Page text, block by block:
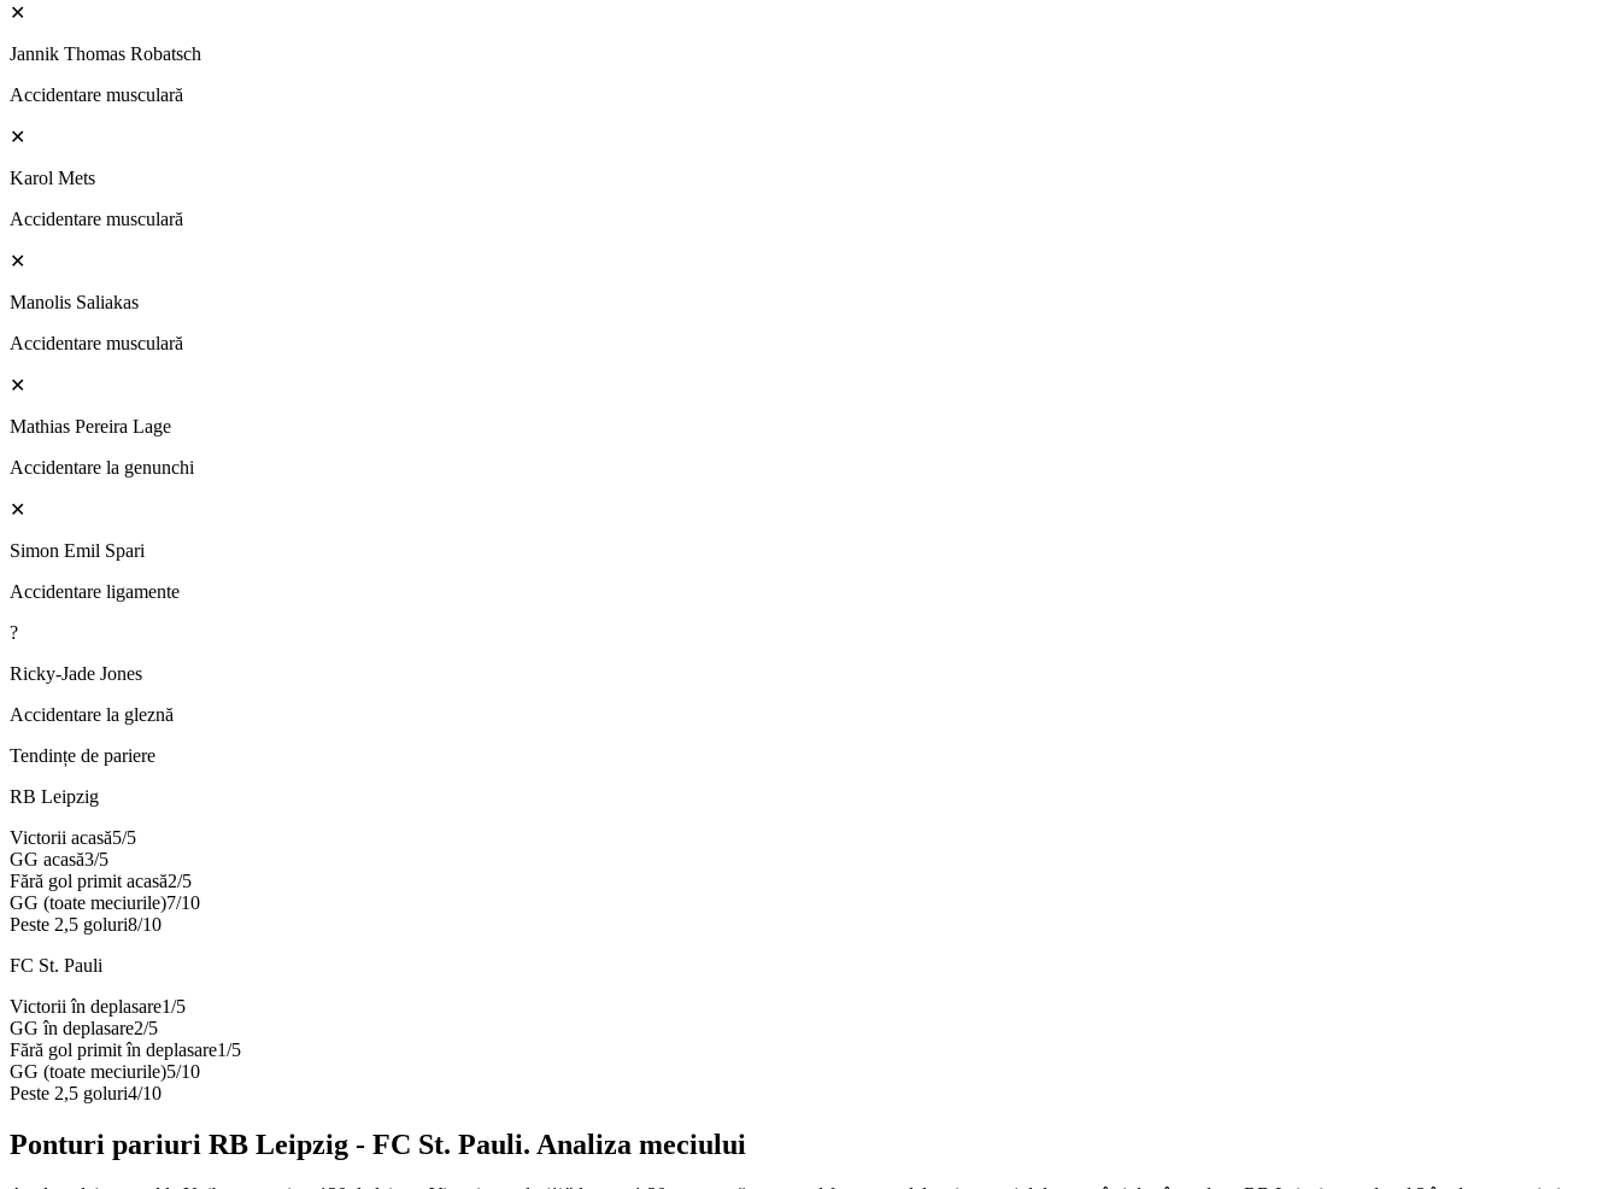
✕
Jannik Thomas Robatsch
Accidentare musculară
✕
Karol Mets
Accidentare musculară
✕
Manolis Saliakas
Accidentare musculară
✕
Mathias Pereira Lage
Accidentare la genunchi
✕
Simon Emil Spari
Accidentare ligamente
?
Ricky-Jade Jones
Accidentare la gleznă
Tendințe de pariere
RB Leipzig
Victorii acasă5/5
GG acasă3/5
Fără gol primit acasă2/5
GG (toate meciurile)7/10
Peste 2,5 goluri8/10
FC St. Pauli
Victorii în deplasare1/5
GG în deplasare2/5
Fără gol primit în deplasare1/5
GG (toate meciurile)5/10
Peste 2,5 goluri4/10
Ponturi pariuri RB Leipzig - FC St. Pauli. Analiza meciului